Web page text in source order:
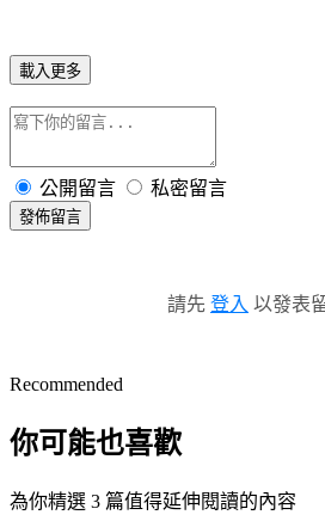
載入更多
公開留言 私密留言
發佈留言
請先 登入 以發表
Recommended
你可能也喜歡
為你精選 3 篇值得延伸閱讀的內容